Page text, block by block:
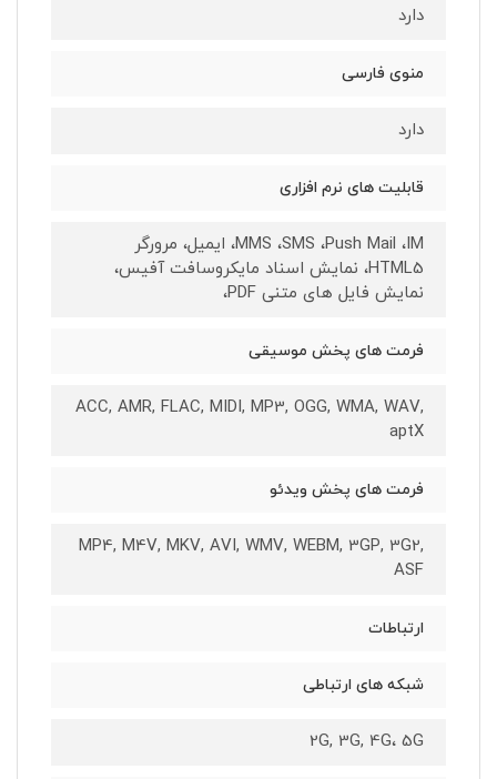
دارد
منوی فارسی
دارد
قابلیت های نرم افزاری
MMS ،SMS ،Push Mail ،IM، ایمیل، مرورگر
HTML5، نمایش اسناد مایکروسافت آفیس،
نمایش فایل های متنی PDF،
فرمت های پخش موسیقی
ACC, AMR, FLAC, MIDI, MP3, OGG, WMA, WAV,
aptX
فرمت های پخش ویدئو
MP4, M4V, MKV, AVI, WMV, WEBM, 3GP, 3G2,
ASF
ارتباطات
شبکه های ارتباطی
2G, 3G, 4G، 5G